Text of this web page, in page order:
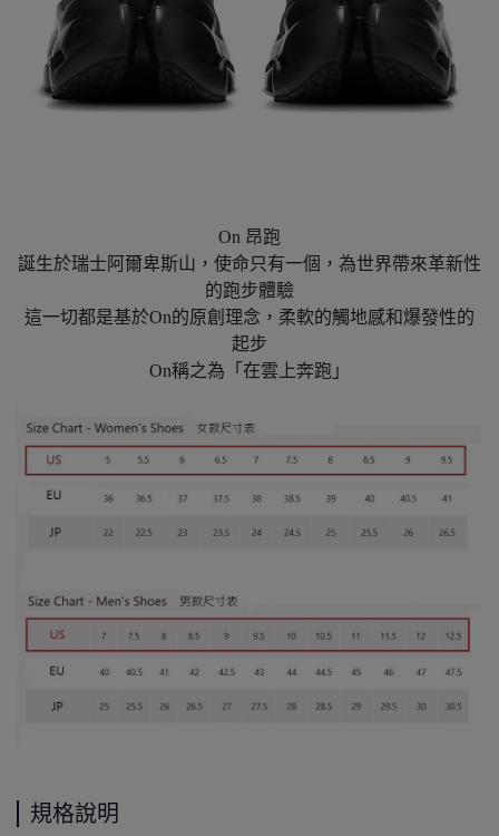
On 昂跑
誕生於瑞士阿爾卑斯山，使命只有一個，為世界帶來革新性
的跑步體驗
這一切都是基於On的原創理念，柔軟的觸地感和爆發性的
起步
On稱之為「在雲上奔跑」
規格說明